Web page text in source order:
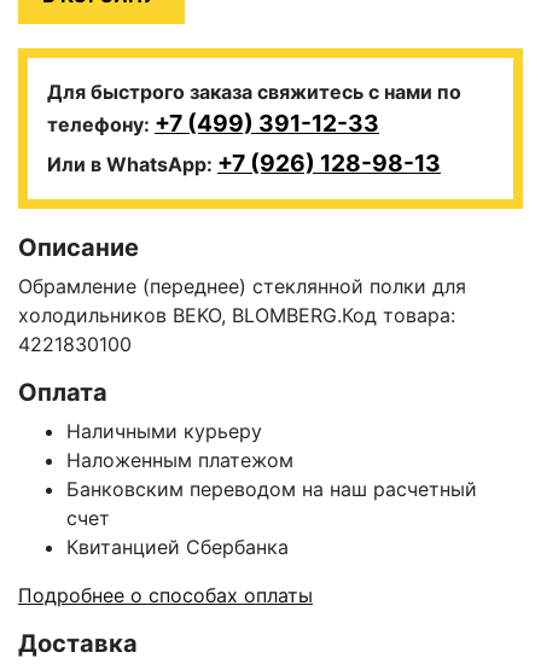
Для быстрого заказа свяжитесь с нами по
телефону: +7 (499) 391-12-33
Или в WhatsApp: +7 (926) 128-98-13
Описание
Обрамление (переднее) стеклянной полки для
холодильников BEKO, BLOMBERG.Код товара:
4221830100
Оплата
Наличными курьеру
Наложенным платежом
Банковским переводом на наш расчетный
счет
Квитанцией Сбербанка
Подробнее о способах оплаты
Доставка